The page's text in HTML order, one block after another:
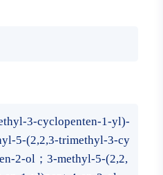
3-cyclopenten-1-yl)-
5-(2,2,3-trimethyl-3-cy
2-ol；3-methyl-5-(2,2,